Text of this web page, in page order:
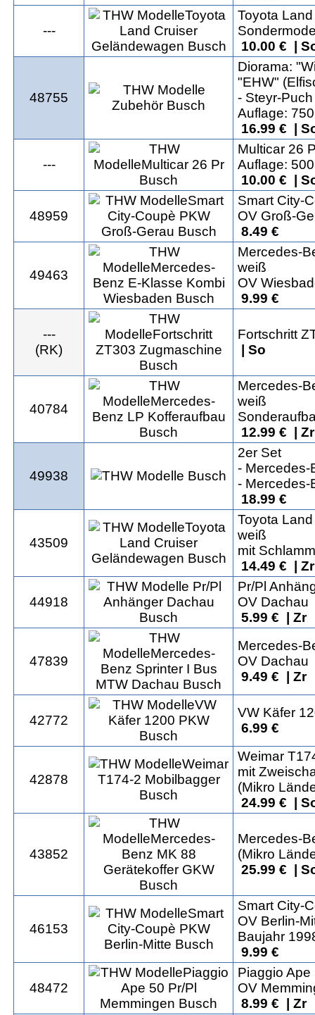
---
Toyota
10.00 € |
48755
Diorama:
"EHW"
- Steyr-
Auflage: 750
16.99 € |
---
Multicar 26
Auflage: 500
10.00 € |
48959
Smart City-
OV Groß-
8.49 €
49463
Mercedes-
weiß
OV
9.99 €
---
(RK)
Fortschritt
| So
40784
Mercedes-
weiß
12.99 € |
49938
2er Set
- Mercedes-
- Mercedes-
18.99 €
43509
Toyota
weiß
mit
14.49 € |
44918
Pr/Pl
OV Dachau
5.99 € | Zr
47839
Mercedes-
OV Dachau
9.49 € | Zr
42772
VW Käfer
6.99 €
42878
Weimar
mit
(Mikro
24.99 € |
43852
Mercedes-
(Mikro
25.99 € |
46153
Smart City-
OV Berlin-
Baujahr
9.99 €
48472
Piaggio Ape
OV
8.99 € | Zr